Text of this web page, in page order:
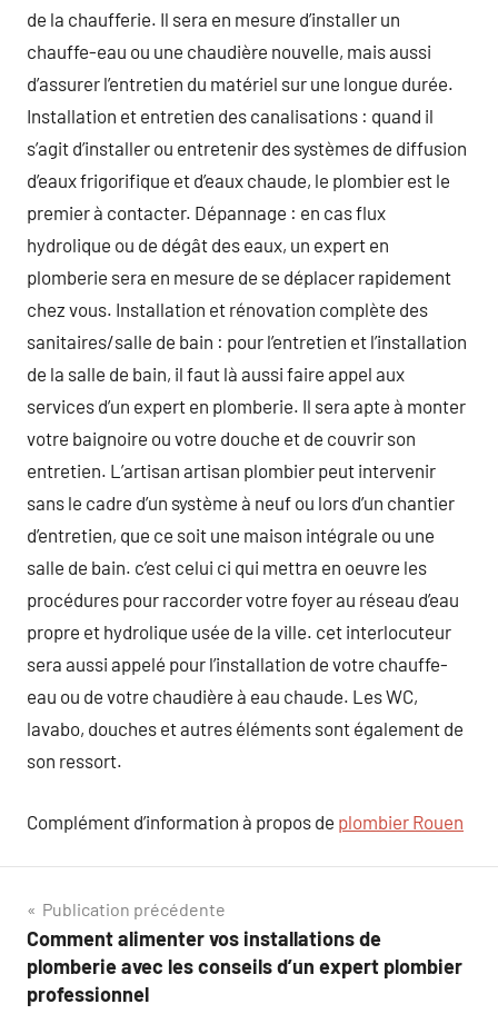
de la chaufferie. Il sera en mesure d’installer un
chauffe-eau ou une chaudière nouvelle, mais aussi
d’assurer l’entretien du matériel sur une longue durée.
Installation et entretien des canalisations : quand il
s’agit d’installer ou entretenir des systèmes de diffusion
d’eaux frigorifique et d’eaux chaude, le plombier est le
premier à contacter. Dépannage : en cas flux
hydrolique ou de dégât des eaux, un expert en
plomberie sera en mesure de se déplacer rapidement
chez vous. Installation et rénovation complète des
sanitaires/salle de bain : pour l’entretien et l’installation
de la salle de bain, il faut là aussi faire appel aux
services d’un expert en plomberie. Il sera apte à monter
votre baignoire ou votre douche et de couvrir son
entretien. L’artisan artisan plombier peut intervenir
sans le cadre d’un système à neuf ou lors d’un chantier
d’entretien, que ce soit une maison intégrale ou une
salle de bain. c’est celui ci qui mettra en oeuvre les
procédures pour raccorder votre foyer au réseau d’eau
propre et hydrolique usée de la ville. cet interlocuteur
sera aussi appelé pour l’installation de votre chauffe-
eau ou de votre chaudière à eau chaude. Les WC,
lavabo, douches et autres éléments sont également de
son ressort.
Complément d’information à propos de plombier Rouen
Navigation
de
l’article
Publication précédente
Comment alimenter vos installations de
plomberie avec les conseils d’un expert plombier
professionnel